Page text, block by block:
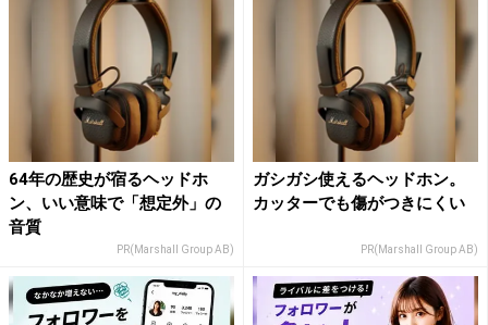
64年の歴史が宿るヘッドホ
ン、いい意味で「想定外」の
音質
PR(Marshall Group AB)
ガシガシ使えるヘッドホン。
カッターでも傷がつきにくい
PR(Marshall Group AB)